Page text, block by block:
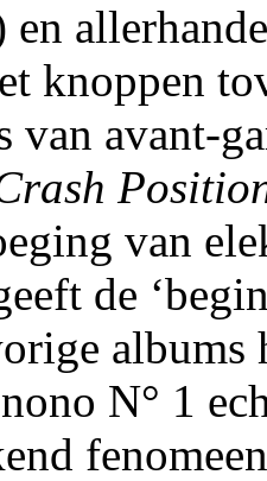
en
knoppen
avant-
van
de
albums
N° 1